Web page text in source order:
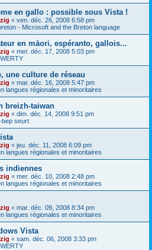
en gallo : possible sous Vista !
« ven. déc. 26, 2008 6:58 pm
- Microsoft and the Breton language
en māori, espéranto, gallois...
« mer. déc. 17, 2008 5:03 pm
une culture de réseau
« mar. déc. 16, 2008 5:47 pm
langues régionales et minoritaires
breizh-taiwan
« dim. déc. 14, 2008 9:51 pm
bep seurt
« jeu. déc. 11, 2008 6:09 pm
langues régionales et minoritaires
indiennes
« mer. déc. 10, 2008 2:48 pm
langues régionales et minoritaires
« mar. déc. 09, 2008 8:34 pm
langues régionales et minoritaires
Vista
« sam. déc. 06, 2008 3:33 pm